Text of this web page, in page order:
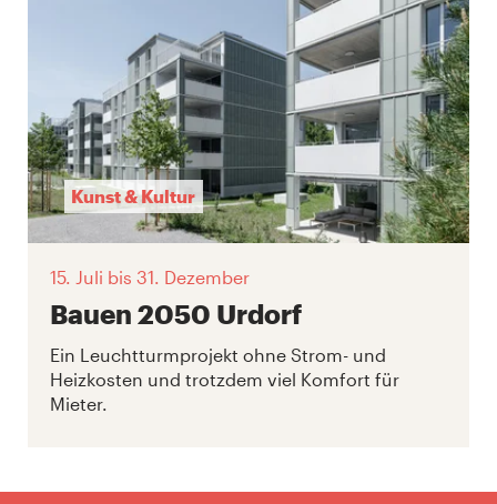
Kunst & Kultur
15. Juli bis 31. Dezember
Bauen 2050 Urdorf
Ein Leuchtturmprojekt ohne Strom- und
Heizkosten und trotzdem viel Komfort für
Mieter.